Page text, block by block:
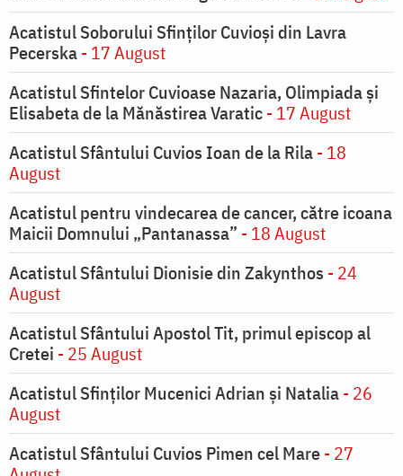
Acatistul Soborului Sfinților Cuvioși din Lavra
Pecerska- 17 August
Acatistul Sfintelor Cuvioase Nazaria, Olimpiada și
Elisabeta de la Mănăstirea Varatic- 17 August
Acatistul Sfântului Cuvios Ioan de la Rila- 18
August
Acatistul pentru vindecarea de cancer, către icoana
Maicii Domnului „Pantanassa” - 18 August
Acatistul Sfântului Dionisie din Zakynthos - 24
August
Acatistul Sfântului Apostol Tit, primul episcop al
Cretei - 25 August
Acatistul Sfinților Mucenici Adrian și Natalia- 26
August
Acatistul Sfântului Cuvios Pimen cel Mare- 27